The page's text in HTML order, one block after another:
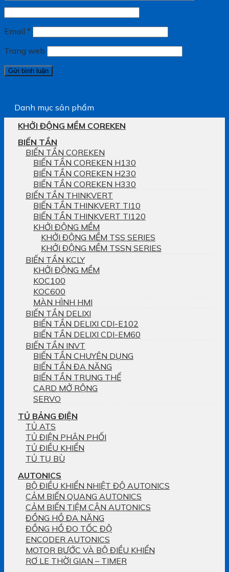
Email *
Trang web
Danh mục sản phẩm
KHỞI ĐỘNG MỀM COREKEN
BIẾN TẦN
BIẾN TẦN COREKEN
BIẾN TẦN COREKEN H130
BIẾN TẦN COREKEN H230
BIẾN TẦN COREKEN H330
BIẾN TẦN THINKVERT
BIẾN TẦN THINKVERT TI10
BIẾN TẦN THINKVERT TI120
KHỞI ĐỘNG MỀM
KHỞI ĐỘNG MỀM TSS SERIES
KHỞI ĐỘNG MỀM TSSN SERIES
BIẾN TẦN KCLY
KHỞI ĐỘNG MỀM
KOC100
KOC600
MÀN HÌNH HMI
BIẾN TẦN DELIXI
BIẾN TẦN DELIXI CDI-E102
BIẾN TẦN DELIXI CDI-EM60
BIẾN TẦN INVT
BIẾN TẦN CHUYÊN DỤNG
BIẾN TẦN ĐA NĂNG
BIẾN TẦN TRUNG THẾ
CARD MỞ RỘNG
SERVO
TỦ BẢNG ĐIỆN
TỦ ATS
TỦ ĐIỆN PHÂN PHỐI
TỦ ĐIỀU KHIỂN
TỦ TỤ BÙ
AUTONICS
BỘ ĐIỀU KHIỂN NHIỆT ĐỘ AUTONICS
CẢM BIẾN QUANG AUTONICS
CẢM BIẾN TIỆM CẬN AUTONICS
ĐỒNG HỒ ĐA NĂNG
ĐỒNG HỒ ĐO TỐC ĐỘ
ENCODER AUTONICS
MOTOR BƯỚC VÀ BỘ ĐIỀU KHIỂN
RƠ LE THỜI GIAN – TIMER